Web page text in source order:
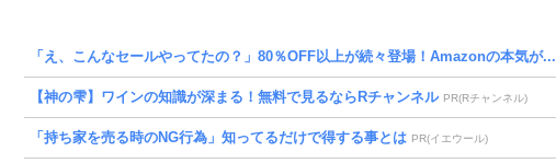
「え、こんなセールやってたの？」80％OFF以上が続々登場！Amazonの本気が...
【神の雫】ワインの知識が深まる！無料で見るならRチャンネル PR(Rチャンネル)
「持ち家を売る時のNG行為」知ってるだけで得する事とは PR(イエウール)